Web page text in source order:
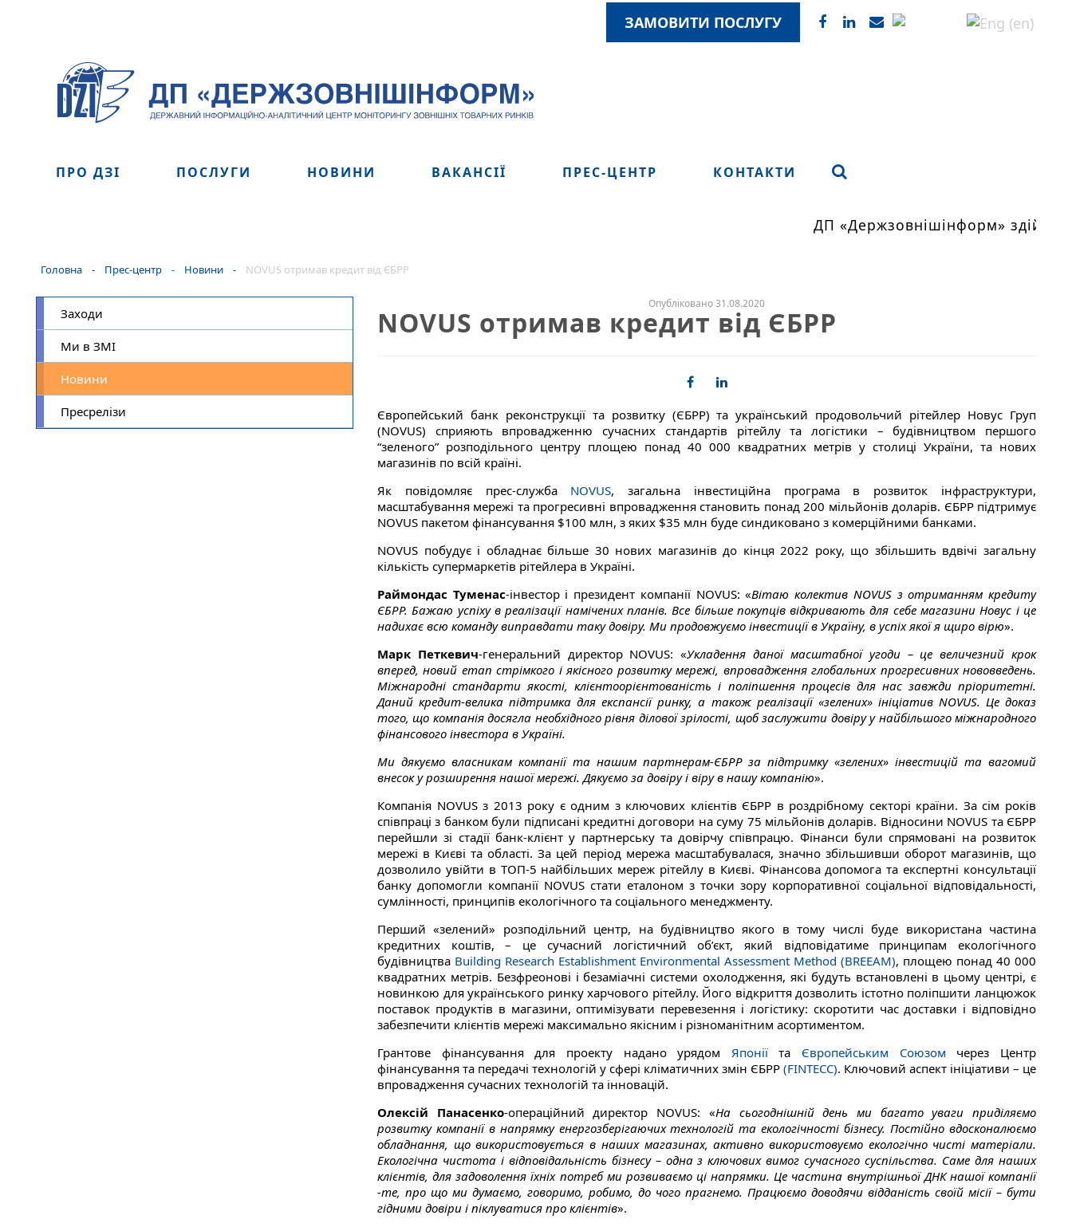
ЗАМОВИТИ ПОСЛУГУ
ПРО ДЗІ ПОСЛУГИ НОВИНИ ВАКАНСІЇ ПРЕС-ЦЕНТР КОНТАКТИ
ДП «Держзовнішінформ»
Головна - Прес-центр - Новини - NOVUS отримав кредит від ЄБРР
Заходи
Ми в ЗМІ
Новини
Пресрелізи
Опубліковано 31.08.2020
NOVUS отримав кредит від ЄБРР
Європейський банк реконструкції та розвитку (ЄБРР) та український продовольчий рітейлер Новус Груп
(NOVUS) сприяють впровадженню сучасних стандартів рітейлу та логістики – будівництвом першого
“зеленого” розподільного центру площею понад 40 000 квадратних метрів у столиці України, та нових
магазинів по всій країні.
Як повідомляє прес-служба NOVUS, загальна інвестиційна програма в розвиток інфраструктури,
масштабування мережі та прогресивні впровадження становить понад 200 мільйонів доларів. ЄБРР підтримує
NOVUS пакетом фінансування $100 млн, з яких $35 млн буде синдиковано з комерційними банками.
NOVUS побудує і обладнає більше 30 нових магазинів до кінця 2022 року, що збільшить вдвічі загальну
кількість супермаркетів рітейлера в Україні.
Раймондас Туменас-інвестор і президент компанії NOVUS: «Вітаю колектив NOVUS з отриманням кредиту
ЄБРР. Бажаю успіху в реалізації намічених планів. Все більше покупців відкривають для себе магазини Новус і це
надихає всю команду виправдати таку довіру. Ми продовжуємо інвестиції в Україну, в успіх якої я щиро вірю».
Марк Петкевич-генеральний директор NOVUS: «Укладення даної масштабної угоди – це величезний крок
вперед, новий етап стрімкого і якісного розвитку мережі, впровадження глобальних прогресивних нововведень.
Міжнародні стандарти якості, клієнтоорієнтованість і поліпшення процесів для нас завжди пріоритетні.
Даний кредит-велика підтримка для експансії ринку, а також реалізації «зелених» ініціатив NOVUS. Це доказ
того, що компанія досягла необхідного рівня ділової зрілості, щоб заслужити довіру у найбільшого міжнародного
фінансового інвестора в Україні.
Ми дякуємо власникам компанії та нашим партнерам-ЄБРР за підтримку «зелених» інвестицій та вагомий
внесок у розширення нашої мережі. Дякуємо за довіру і віру в нашу компанію».
Компанія NOVUS з 2013 року є одним з ключових клієнтів ЄБРР в роздрібному секторі країни. За сім років
співпраці з банком були підписані кредитні договори на суму 75 мільйонів доларів. Відносини NOVUS та ЄБРР
перейшли зі стадії банк-клієнт у партнерську та довірчу співпрацю. Фінанси були спрямовані на розвиток
мережі в Києві та області. За цей період мережа масштабувалася, значно збільшивши оборот магазинів, що
дозволило увійти в ТОП-5 найбільших мереж рітейлу в Києві. Фінансова допомога та експертні консультації
банку допомогли компанії NOVUS стати еталоном з точки зору корпоративної соціальної відповідальності,
сумлінності, принципів екологічного та соціального менеджменту.
Перший «зелений» розподільний центр, на будівництво якого в тому числі буде використана частина
кредитних коштів, – це сучасний логістичний об’єкт, який відповідатиме принципам екологічного
будівництва Building Research Establishment Environmental Assessment Method (BREEAM), площею понад 40 000
квадратних метрів. Безфреонові і безаміачні системи охолодження, які будуть встановлені в цьому центрі, є
новинкою для українського ринку харчового рітейлу. Його відкриття дозволить істотно поліпшити ланцюжок
поставок продуктів в магазини, оптимізувати перевезення і логістику: скоротити час доставки і відповідно
забезпечити клієнтів мережі максимально якісним і різноманітним асортиментом.
Грантове фінансування для проекту надано урядом Японіїта Європейським Союзом через Центр
фінансування та передачі технологій у сфері кліматичних змін ЄБРР (FINTECC). Ключовий аспект ініціативи – це
впровадження сучасних технологій та інновацій.
Олексій Панасенко-операційний директор NOVUS: «На сьогоднішній день ми багато уваги приділяємо
розвитку компанії в напрямку енергозберігаючих технологій та екологічності бізнесу. Постійно вдосконалюємо
обладнання, що використовується в наших магазинах, активно використовуємо екологічно чисті матеріали.
Екологічна чистота і відповідальність бізнесу – одна з ключових вимог сучасного суспільства. Саме для наших
клієнтів, для задоволення їхніх потреб ми розвиваємо ці напрямки. Це частина внутрішньої ДНК нашої компанії
-те, про що ми думаємо, говоримо, робимо, до чого прагнемо. Працюємо доводячи відданість своїй місії – бути
гідними довіри і піклуватися про клієнтів».